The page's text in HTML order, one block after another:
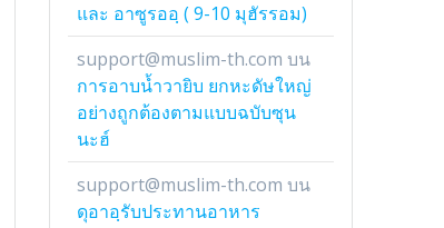
และ อาซูรออฺ ( 9-10 มุฮัรรอม)
support@muslim-th.com บน
การอาบน้ำวายิบ ยกหะดัษใหญ่
อย่างถูกต้องตามแบบฉบับซุน
นะฮ์
support@muslim-th.com บน
ดุอาอฺรับประทานอาหาร